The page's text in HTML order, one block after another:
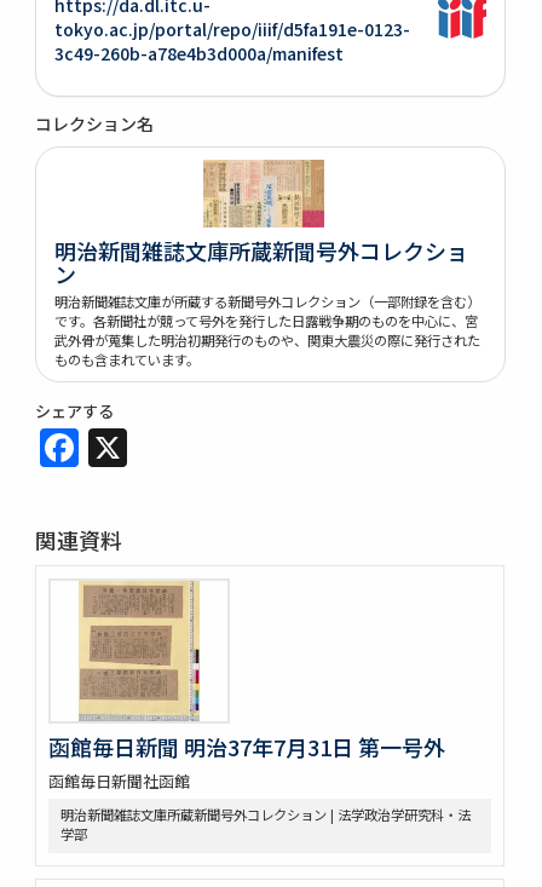
tokyo.ac.jp/portal/repo/iiif/d5fa191e-0123-
3c49-260b-a78e4b3d000a/manifest
コレクション名
明治新聞雑誌文庫所蔵新聞号外コレクショ
ン
明治新聞雑誌文庫が所蔵する新聞号外コレクション（一部附録を含む）
です。各新聞社が競って号外を発行した日露戦争期のものを中心に、宮
武外骨が蒐集した明治初期発行のものや、関東大震災の際に発行された
ものも含まれています。
シェアする
Facebook
関連資料
函館毎日新聞 明治37年7月31日 第一号外
函館毎日新聞社函館
明治新聞雑誌文庫所蔵新聞号外コレクション | 法学政治学研究科・法
学部